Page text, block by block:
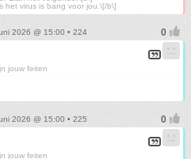
het virus is bang voor jou.\[/b\]
2026 @ 15:00 • 224
jouw feiten
2026 @ 15:00 • 225
jouw feiten